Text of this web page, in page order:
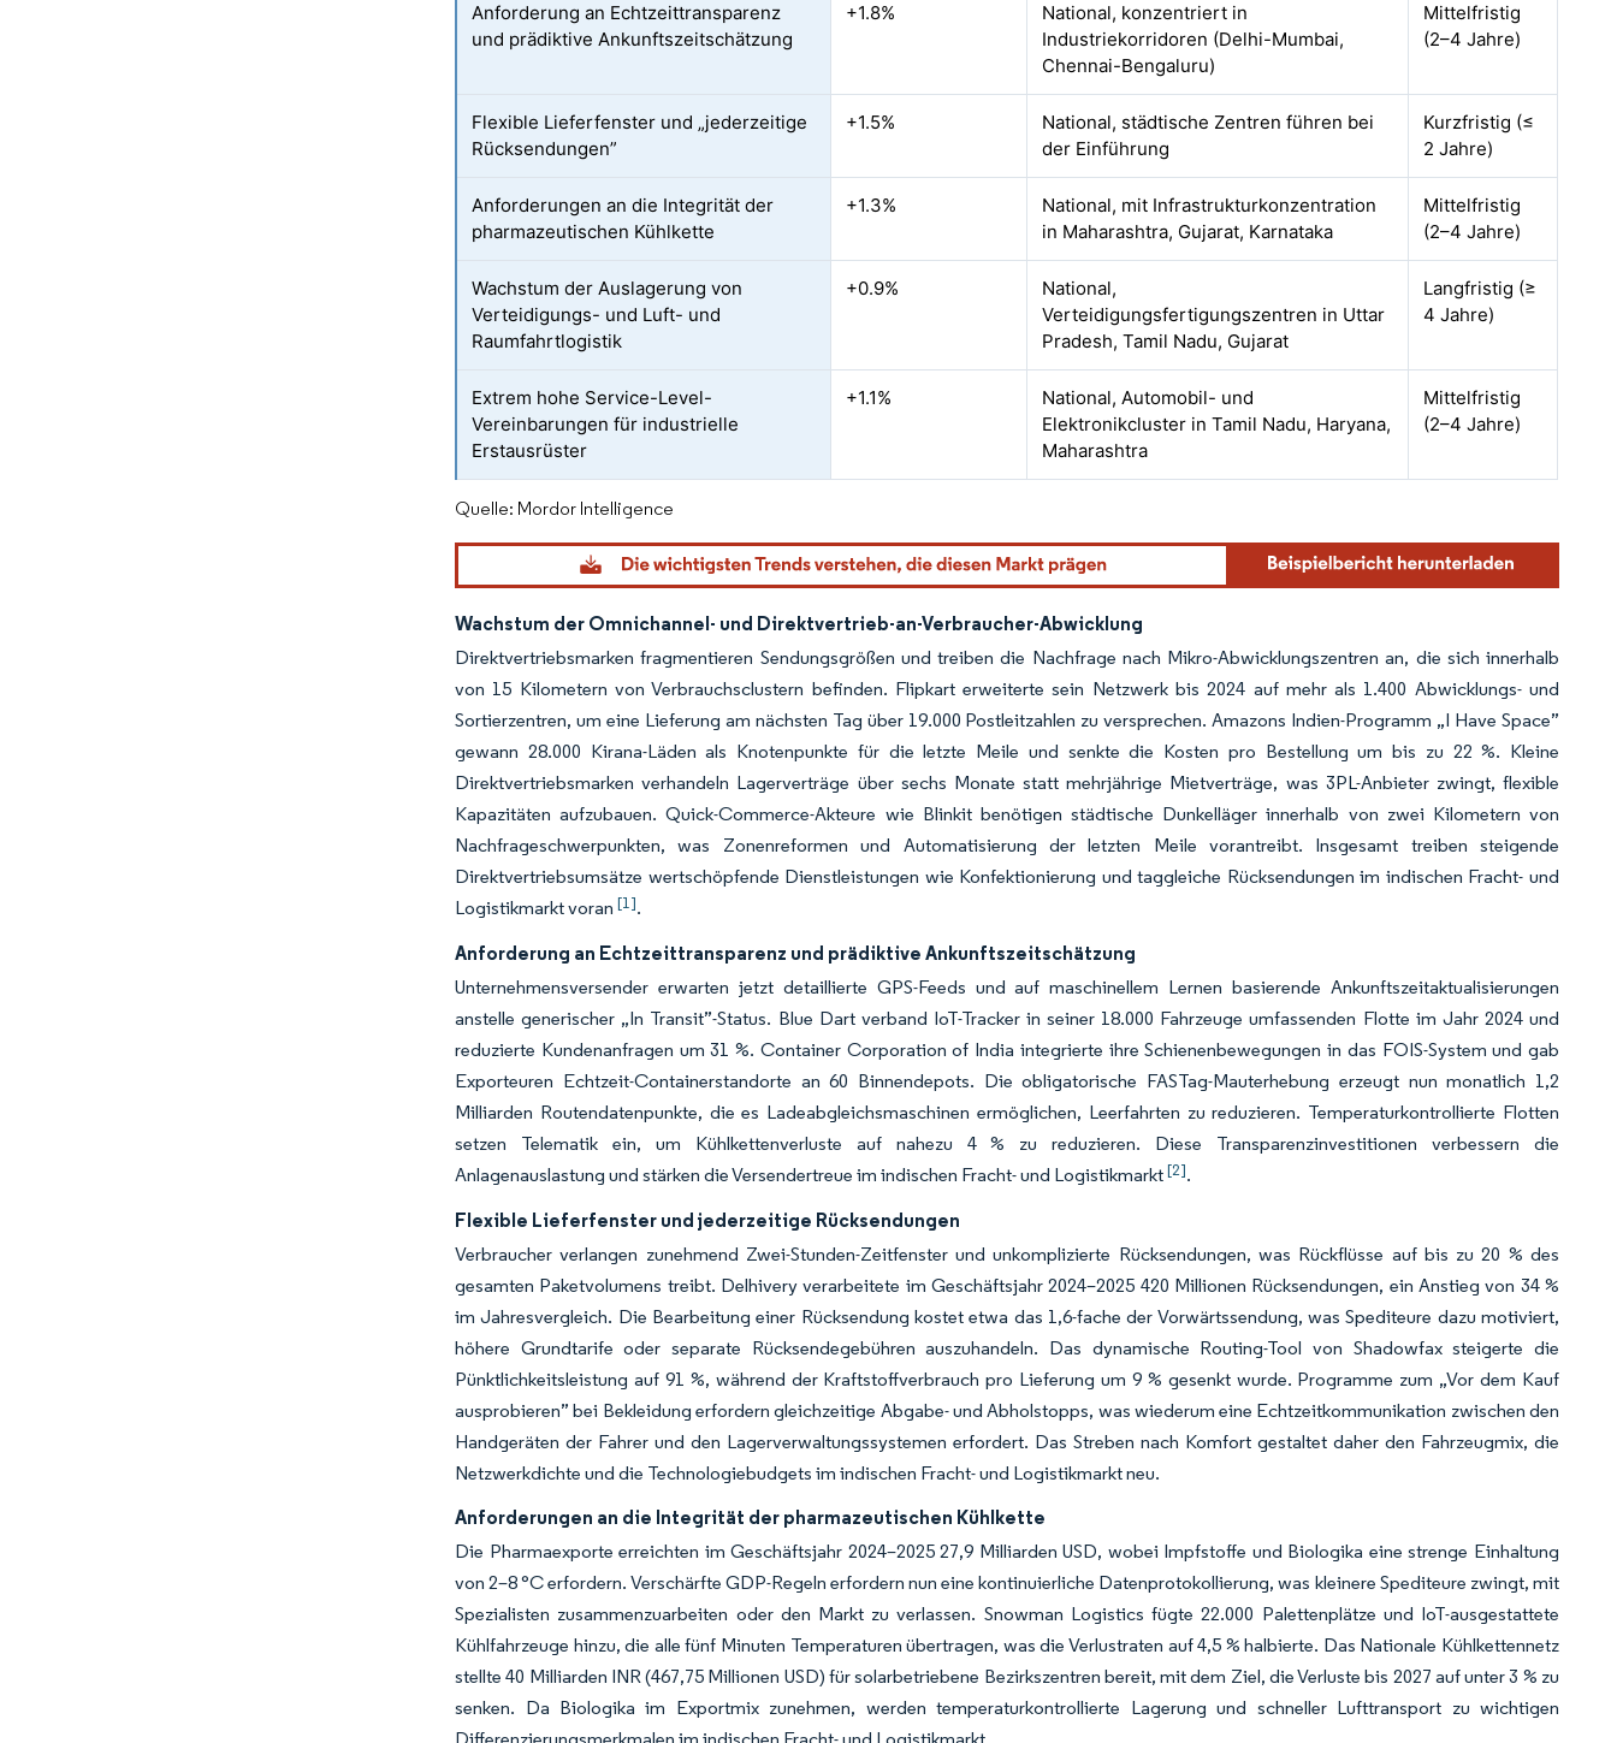
Anforderung an Echtzeittransparenz
und prädiktive Ankunftszeitschätzung
+1.8%
National, konzentriert in
Industriekorridoren (Delhi-Mumbai,
Chennai-Bengaluru)
Mittelfristig
(2–4 Jahre)
Flexible Lieferfenster und „jederzeitige
Rücksendungen”
+1.5%
National, städtische Zentren führen bei
der Einführung
Kurzfristig (≤
2 Jahre)
Anforderungen an die Integrität der
pharmazeutischen Kühlkette
+1.3%
National, mit Infrastrukturkonzentration
in Maharashtra, Gujarat, Karnataka
Mittelfristig
(2–4 Jahre)
Wachstum der Auslagerung von
Verteidigungs- und Luft- und
Raumfahrtlogistik
+0.9%
National,
Verteidigungsfertigungszentren in Uttar
Pradesh, Tamil Nadu, Gujarat
Langfristig (≥
4 Jahre)
Extrem hohe Service-Level-
Vereinbarungen für industrielle
Erstausrüster
+1.1%
National, Automobil- und
Elektronikcluster in Tamil Nadu, Haryana,
Maharashtra
Mittelfristig
(2–4 Jahre)
Quelle: Mordor Intelligence
Wachstum der Omnichannel- und Direktvertrieb-an-Verbraucher-Abwicklung
Direktvertriebsmarken fragmentieren Sendungsgrößen und treiben die Nachfrage nach Mikro-Abwicklungszentren an, die sich innerhalb
von 15 Kilometern von Verbrauchsclustern befinden. Flipkart erweiterte sein Netzwerk bis 2024 auf mehr als 1.400 Abwicklungs- und
Sortierzentren, um eine Lieferung am nächsten Tag über 19.000 Postleitzahlen zu versprechen. Amazons Indien-Programm „I Have Space”
gewann 28.000 Kirana-Läden als Knotenpunkte für die letzte Meile und senkte die Kosten pro Bestellung um bis zu 22 %. Kleine
Direktvertriebsmarken verhandeln Lagerverträge über sechs Monate statt mehrjährige Mietverträge, was 3PL-Anbieter zwingt, flexible
Kapazitäten aufzubauen. Quick-Commerce-Akteure wie Blinkit benötigen städtische Dunkelläger innerhalb von zwei Kilometern von
Nachfrageschwerpunkten, was Zonenreformen und Automatisierung der letzten Meile vorantreibt. Insgesamt treiben steigende
Direktvertriebsumsätze wertschöpfende Dienstleistungen wie Konfektionierung und taggleiche Rücksendungen im indischen Fracht- und
Logistikmarkt voran[1].
Anforderung an Echtzeittransparenz und prädiktive Ankunftszeitschätzung
Unternehmensversender erwarten jetzt detaillierte GPS-Feeds und auf maschinellem Lernen basierende Ankunftszeitaktualisierungen
anstelle generischer „In Transit”-Status. Blue Dart verband IoT-Tracker in seiner 18.000 Fahrzeuge umfassenden Flotte im Jahr 2024 und
reduzierte Kundenanfragen um 31 %. Container Corporation of India integrierte ihre Schienenbewegungen in das FOIS-System und gab
Exporteuren Echtzeit-Containerstandorte an 60 Binnendepots. Die obligatorische FASTag-Mauterhebung erzeugt nun monatlich 1,2
Milliarden Routendatenpunkte, die es Ladeabgleichsmaschinen ermöglichen, Leerfahrten zu reduzieren. Temperaturkontrollierte Flotten
setzen Telematik ein, um Kühlkettenverluste auf nahezu 4 % zu reduzieren. Diese Transparenzinvestitionen verbessern die
Anlagenauslastung und stärken die Versendertreue im indischen Fracht- und Logistikmarkt[2].
Flexible Lieferfenster und jederzeitige Rücksendungen
Verbraucher verlangen zunehmend Zwei-Stunden-Zeitfenster und unkomplizierte Rücksendungen, was Rückflüsse auf bis zu 20 % des
gesamten Paketvolumens treibt. Delhivery verarbeitete im Geschäftsjahr 2024–2025 420 Millionen Rücksendungen, ein Anstieg von 34 %
im Jahresvergleich. Die Bearbeitung einer Rücksendung kostet etwa das 1,6-fache der Vorwärtssendung, was Spediteure dazu motiviert,
höhere Grundtarife oder separate Rücksendegebühren auszuhandeln. Das dynamische Routing-Tool von Shadowfax steigerte die
Pünktlichkeitsleistung auf 91 %, während der Kraftstoffverbrauch pro Lieferung um 9 % gesenkt wurde. Programme zum „Vor dem Kauf
ausprobieren” bei Bekleidung erfordern gleichzeitige Abgabe- und Abholstopps, was wiederum eine Echtzeitkommunikation zwischen den
Handgeräten der Fahrer und den Lagerverwaltungssystemen erfordert. Das Streben nach Komfort gestaltet daher den Fahrzeugmix, die
Netzwerkdichte und die Technologiebudgets im indischen Fracht- und Logistikmarkt neu.
Anforderungen an die Integrität der pharmazeutischen Kühlkette
Die Pharmaexporte erreichten im Geschäftsjahr 2024–2025 27,9 Milliarden USD, wobei Impfstoffe und Biologika eine strenge Einhaltung
von 2–8 °C erfordern. Verschärfte GDP-Regeln erfordern nun eine kontinuierliche Datenprotokollierung, was kleinere Spediteure zwingt, mit
Spezialisten zusammenzuarbeiten oder den Markt zu verlassen. Snowman Logistics fügte 22.000 Palettenplätze und IoT-ausgestattete
Kühlfahrzeuge hinzu, die alle fünf Minuten Temperaturen übertragen, was die Verlustraten auf 4,5 % halbierte. Das Nationale Kühlkettennetz
stellte 40 Milliarden INR (467,75 Millionen USD) für solarbetriebene Bezirkszentren bereit, mit dem Ziel, die Verluste bis 2027 auf unter 3 % zu
senken. Da Biologika im Exportmix zunehmen, werden temperaturkontrollierte Lagerung und schneller Lufttransport zu wichtigen